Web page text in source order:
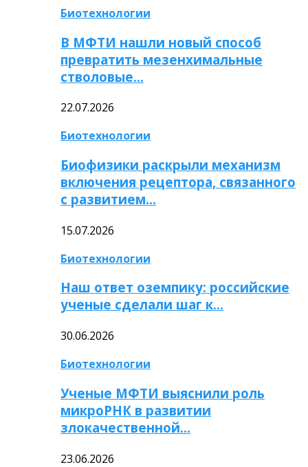
Биотехнологии
В МФТИ нашли новый способ
превратить мезенхимальные
стволовые…
22.07.2026
Биотехнологии
Биофизики раскрыли механизм
включения рецептора, связанного
с развитием…
15.07.2026
Биотехнологии
Наш ответ оземпику: российские
ученые сделали шаг к…
30.06.2026
Биотехнологии
Ученые МФТИ выяснили роль
микроРНК в развитии
злокачественной…
23.06.2026